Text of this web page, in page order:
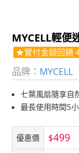
MYCELL輕便
★實付金額回饋
品牌： MYCELL
七葉風扇隨享自
最長使用時間5
優惠價 $499